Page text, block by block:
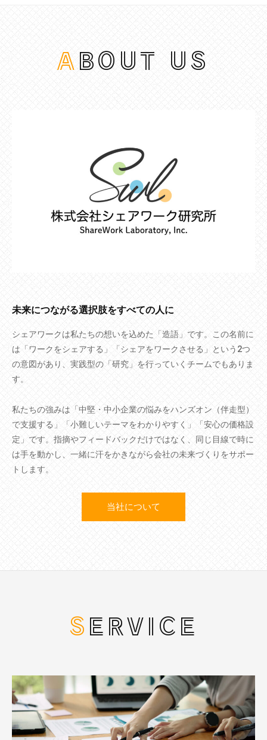
ABOUT US
未来につながる選択肢をすべての人に
シェアワークは私たちの想いを込めた「造語」です。この名前に
は「ワークをシェアする」「シェアをワークさせる」という2つ
の意図があり、実践型の「研究」を行っていくチームでもありま
す。
私たちの強みは「中堅・中小企業の悩みをハンズオン（伴走型）
で支援する」「小難しいテーマをわかりやすく」「安心の価格設
定」です。指摘やフィードバックだけではなく、同じ目線で時に
は手を動かし、一緒に汗をかきながら会社の未来づくりをサポー
トします。
当社について
SERVICE